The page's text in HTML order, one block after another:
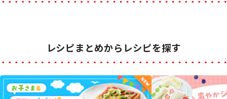
レシピまとめからレシピを探す